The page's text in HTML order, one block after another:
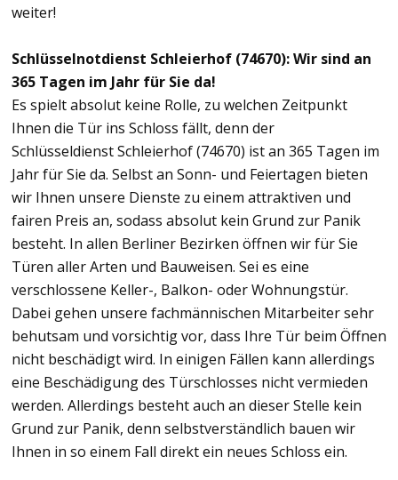
weiter!
Schlüsselnotdienst Schleierhof (74670): Wir sind an
365 Tagen im Jahr für Sie da!
Es spielt absolut keine Rolle, zu welchen Zeitpunkt
Ihnen die Tür ins Schloss fällt, denn der
Schlüsseldienst Schleierhof (74670) ist an 365 Tagen im
Jahr für Sie da. Selbst an Sonn- und Feiertagen bieten
wir Ihnen unsere Dienste zu einem attraktiven und
fairen Preis an, sodass absolut kein Grund zur Panik
besteht. In allen Berliner Bezirken öffnen wir für Sie
Türen aller Arten und Bauweisen. Sei es eine
verschlossene Keller-, Balkon- oder Wohnungstür.
Dabei gehen unsere fachmännischen Mitarbeiter sehr
behutsam und vorsichtig vor, dass Ihre Tür beim Öffnen
nicht beschädigt wird. In einigen Fällen kann allerdings
eine Beschädigung des Türschlosses nicht vermieden
werden. Allerdings besteht auch an dieser Stelle kein
Grund zur Panik, denn selbstverständlich bauen wir
Ihnen in so einem Fall direkt ein neues Schloss ein.